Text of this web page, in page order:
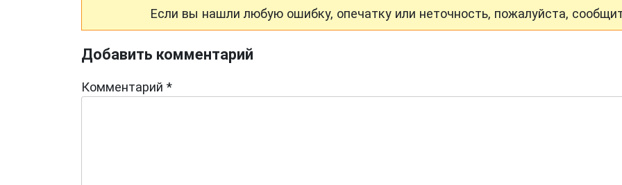
Если вы нашли любую ошибку, опечатку или неточность, пожалуйста,
Добавить комментарий
Комментарий *